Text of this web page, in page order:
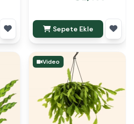
Sepete Ekle
Video